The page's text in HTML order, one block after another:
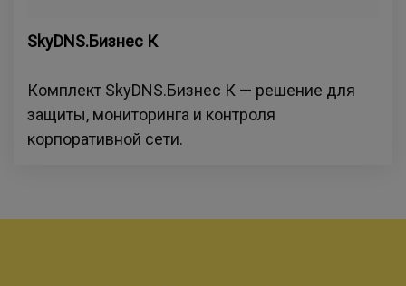
SkyDNS.Бизнес К
Комплект SkyDNS.Бизнес К — решение для
защиты, мониторинга и контроля
корпоративной сети.